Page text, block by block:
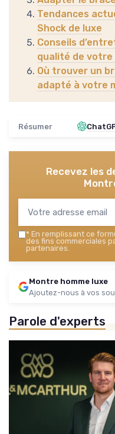
Tendances
Shock de luxe
Conseils
qualité de
Où trouver un
adapté à votre
Résumer
Recevez les
* En remplissant ce
des fins commerciales
partenaires.
Montre homme luxe
Ajoutez-nous à vos
Parole d'experts